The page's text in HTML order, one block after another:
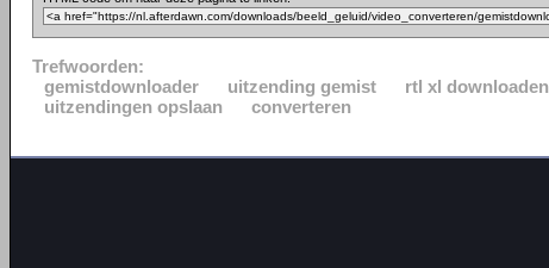
Trefwoorden:
gemistdownloader
uitzending gemist rtl xl downloaden
uitzendingen opslaan
converteren